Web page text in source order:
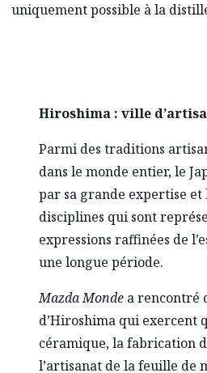
uniquement possible à la
Hiroshima : ville
Parmi des traditions
dans le monde entier, le
par sa grande expertise et
disciplines qui sont
expressions raffinées de
une longue période.
Mazda Monde a rencontré
d’Hiroshima qui exercent
céramique, la fabrication
l’artisanat de la feuille de